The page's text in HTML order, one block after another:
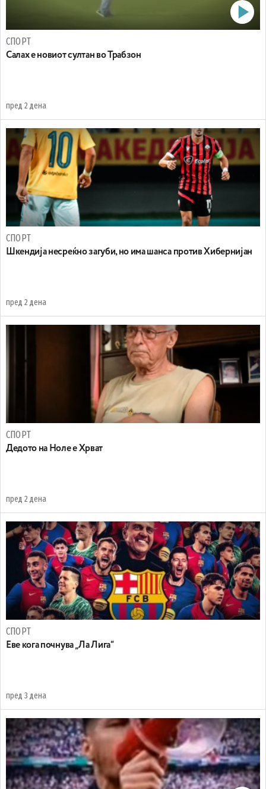
СПОРТ
Салах е новиот султан во Трабзон
пред 2 дена
СПОРТ
Шкендија несреќно загуби, но има шанса против Хибернијан
пред 2 дена
СПОРТ
Дедото на Ноле е Хрват
пред 2 дена
СПОРТ
Еве кога почнува „Ла Лига“
пред 3 дена